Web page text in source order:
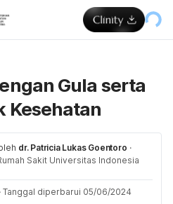
Gula serta
Kesehatan
dr. Patricia Lukas Goentoro ·
Sakit Universitas Indonesia
· Tanggal diperbarui 05/06/2024